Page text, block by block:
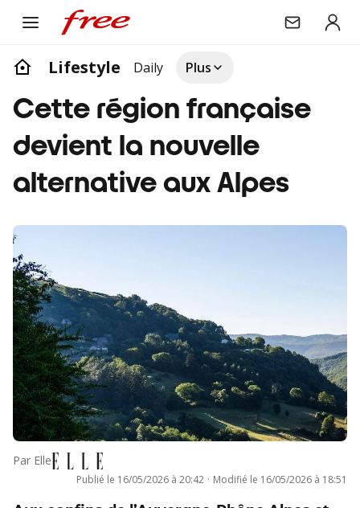
Lifestyle Daily Plus
Cette région française
devient la nouvelle
alternative aux Alpes
Par Elle
Publié le 16/05/2026 à 20:42 · Modifié le 16/05/2026 à 18:51